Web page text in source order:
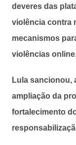
deveres das
violência contra
mecanismos
violências
Lula sancionou,
ampliação da
fortalecimento